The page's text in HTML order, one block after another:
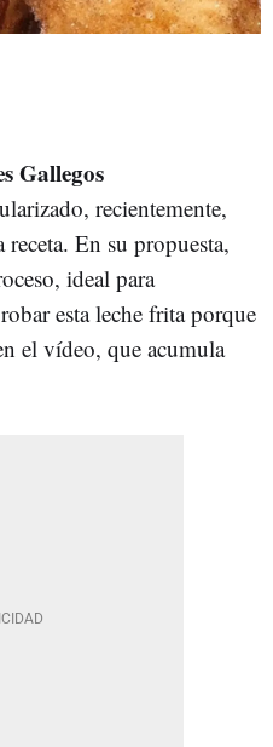
Gallegos
recientemente,
receta. En su propuesta,
ideal para
esta leche frita porque
el vídeo, que acumula